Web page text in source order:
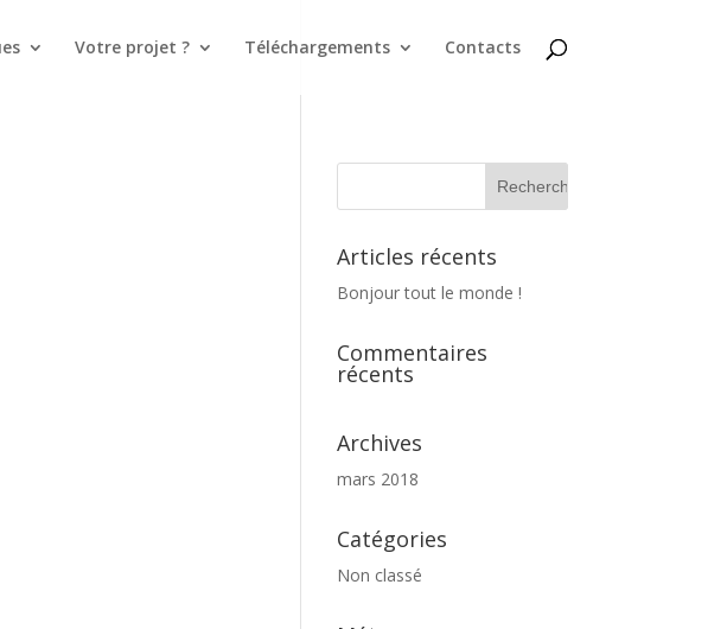
Votre projet ? Téléchargements Contacts
Articles récents
Bonjour tout le monde !
Commentaires
récents
Archives
mars 2018
Catégories
Non classé